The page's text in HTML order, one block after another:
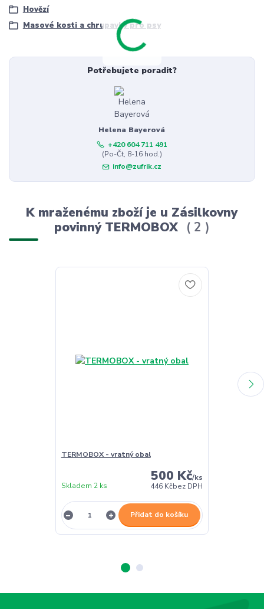
Hovězí
Masové kosti a chrupavky pro psy
Potřebujete poradit?
Helena Bayerová
+420 604 711 491
(Po-Čt, 8-16 hod.)
info@zufrik.cz
K mraženému zboží je u Zásilkovny
povinný TERMOBOX
2
TERMOBOX - vratný obal
500 Kč/ks
446 Kčbez DPH
Skladem 2 ks
Přidat do košíku